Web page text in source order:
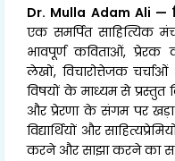
Dr. Mulla Adam Ali —
एक समर्पित साहित्यिक
भावपूर्ण कविताओं, प्रेरक
लेखों, विचारोत्तेजक
विषयों के माध्यम से प्रस्तुत
और प्रेरणा के संगम पर
विद्यार्थियों और
करने और साझा करने का